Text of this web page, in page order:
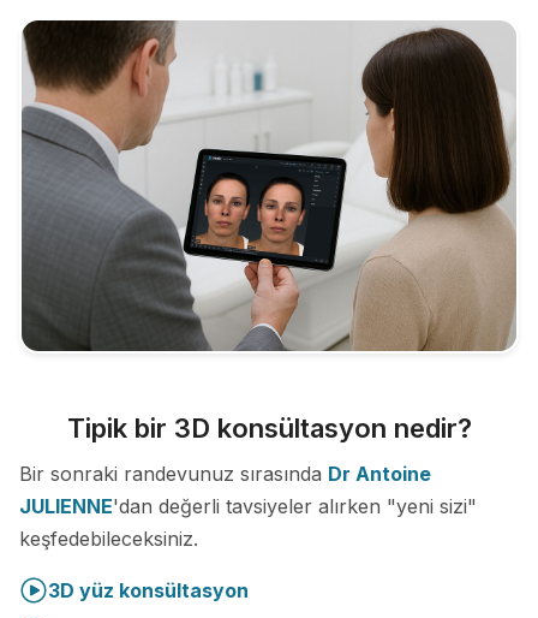
Tipik bir 3D konsültasyon nedir?
Bir sonraki randevunuz sırasında Dr Antoine
JULIENNE'dan değerli tavsiyeler alırken "yeni sizi"
keşfedebileceksiniz.
3D yüz konsültasyon